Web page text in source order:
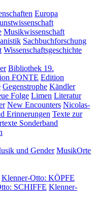
Europa
Musikwissenschaft
Sachbuchforschung
Wissenschaftsgeschichte
Bibliothek 19.
FONTE Edition
Gegenstrophe Kändler
Folge Limen Literatur
New Encounters Nicolas-
Erinnerungen Texte zur
Sonderband
und Gender MusikOrte
Klenner-Otto: KÖPFE
SCHIFFE Klenner-